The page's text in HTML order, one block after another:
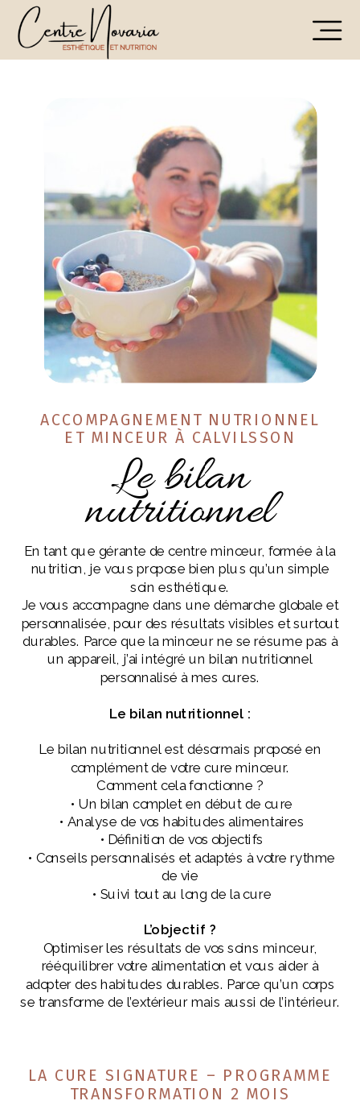
LA CURE SIGNATURE – PROGRAMME
TRANSFORMATION 2 MOIS
En tant que gérante de centre minceur, formée à la
nutrition, je vous propose bien plus qu’un simple
soin esthétique.
Je vous accompagne dans une démarche globale et
personnalisée, pour des résultats visibles et surtout
durables. Parce que la minceur ne se résume pas à
un appareil, j’ai intégré un bilan nutritionnel
personnalisé à mes cures.
Le bilan nutritionnel :
Le bilan nutritionnel est désormais proposé en
complément de votre cure minceur.
Comment cela fonctionne ?
• Un bilan complet en début de cure
• Analyse de vos habitudes alimentaires
• Définition de vos objectifs
• Conseils personnalisés et adaptés à votre rythme
de vie
• Suivi tout au long de la cure
L’objectif ?
Optimiser les résultats de vos soins minceur,
rééquilibrer votre alimentation et vous aider à
adopter des habitudes durables. Parce qu’un corps
se transforme de l’extérieur mais aussi de l’intérieur.
Le bilan
nutritionnel
ACCOMPAGNEMENT NUTRIONNEL
ET MINCEUR À CALVILSSON